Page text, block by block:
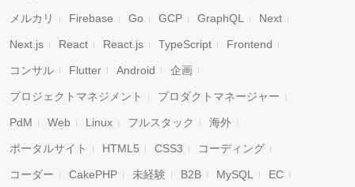
メルカリ Firebase Go GCP GraphQL Next
Next.js React React.js TypeScript Frontend
コンサル Flutter Android 企画
プロジェクトマネジメント プロダクトマネージャー
PdM Web Linux フルスタック 海外
ポータルサイト HTML5 CSS3 コーディング
コーダー CakePHP 未経験 B2B MySQL EC